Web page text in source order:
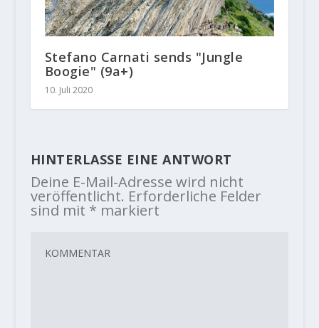
Stefano Carnati sends "Jungle
Boogie" (9a+)
10. Juli 2020
HINTERLASSE EINE ANTWORT
Deine E-Mail-Adresse wird nicht
veröffentlicht. Erforderliche Felder
sind mit * markiert